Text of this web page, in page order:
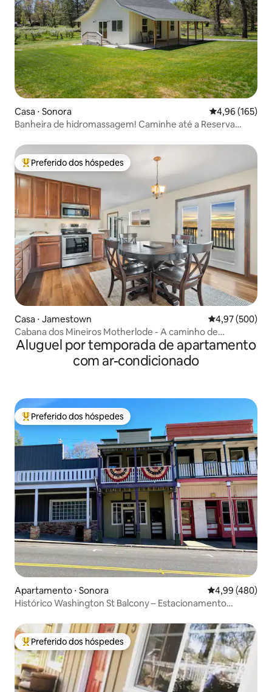
Casa ⋅ Sonora 4,96 de uma
4,96 (165)
Banheira de hidromassagem! Caminhe até a Reserva
Entre os melhores preferidos dos hóspedes
Preferido dos hóspedes
Casa ⋅ Jamestown 4,97 de uma
4,97 (500)
Cabana dos Mineiros Motherlode - A caminho de
Yosemite.
Aluguel por temporada de apartamento
com ar-condicionado
Entre os melhores preferidos dos hóspedes
Preferido dos hóspedes
Apartamento ⋅ Sonora 4,99 de uma
4,99 (480)
Histórico Washington St Balcony – Estacionamento
Entre os melhores preferidos dos hóspedes
Preferido dos hóspedes